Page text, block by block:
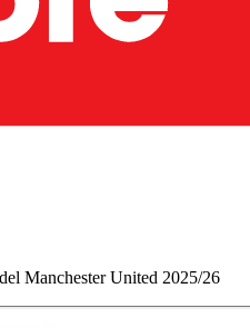
Manchester United 2025/26